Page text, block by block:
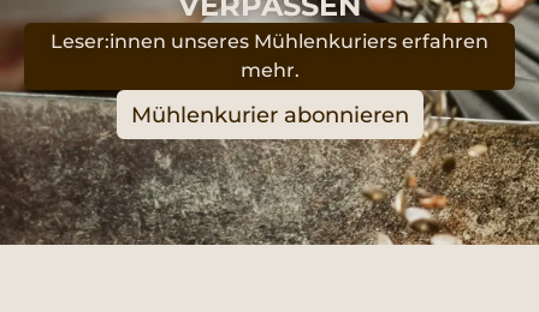
Leser:innen unseres Mühlenkuriers erfahren
mehr.
Mühlenkurier abonnieren